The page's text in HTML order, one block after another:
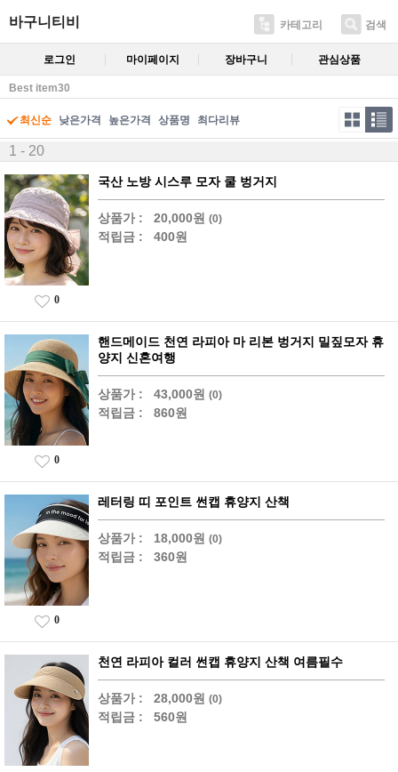
바구니티비 카테고리 검색
로그인 마이페이지 장바구니 관심상품
Best item30
최신순 낮은가격 높은가격 상품명 최다리뷰
1 - 20
국산 노방 시스루 모자 쿨 벙거지
상품가 : 20,000원 (0)
적립금 : 400원
0
핸드메이드 천연 라피아 마 리본 벙거지 밀짚모자 휴
양지 신혼여행
상품가 : 43,000원 (0)
적립금 : 860원
0
레터링 띠 포인트 썬캡 휴양지 산책
상품가 : 18,000원 (0)
적립금 : 360원
0
천연 라피아 컬러 썬캡 휴양지 산책 여름필수
상품가 : 28,000원 (0)
적립금 : 560원